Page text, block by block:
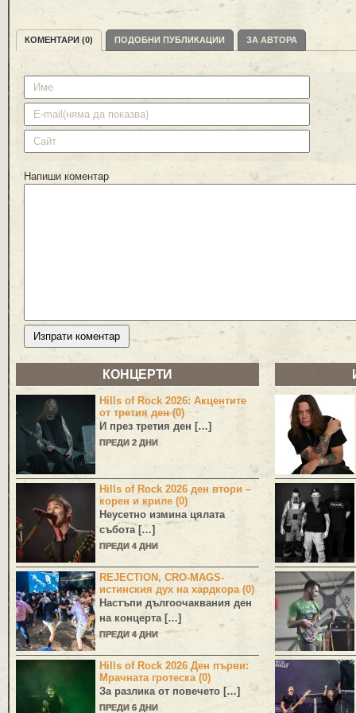
КОМЕНТАРИ (0) ПОДОБНИ ПУБЛИКАЦИИ ЗА АВТОРА
Напиши коментар
КОНЦЕРТИ
Hills of Rock 2026: Акцентите
от третия ден (0)
И през третия ден […]
ПРЕДИ 2 ДНИ
Hills of Rock 2026 ден втори –
корен и криле (0)
Неусетно измина цялата
събота […]
ПРЕДИ 4 ДНИ
REJECTION, CRO-MAGS-
истинския дух на хардкора (0)
Настъпи дългоочаквания ден
на концерта […]
ПРЕДИ 4 ДНИ
Hills of Rock 2026 Ден първи:
Мрачната гротеска (0)
За разлика от повечето […]
ПРЕДИ 6 ДНИ